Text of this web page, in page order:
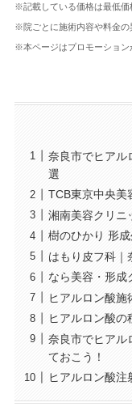
※記載している価格は最低価
※院ごとに施術内容や料金の
※本ページはプロモーション
奈良市でヒアル
選
TCB東京中央美
湘南美容クリニ
樹のひかり 形
はもり皮フ科｜
なら美容・形成
ヒアルロン酸施
ヒアルロン酸の
奈良市でヒアル
ておこう！
ヒアルロン酸注